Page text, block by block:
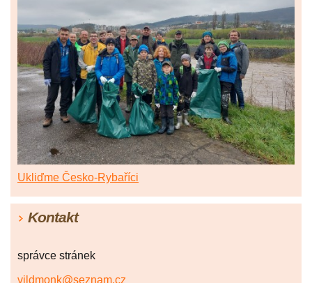
Ukliďme Česko-Rybaříci
Kontakt
správce stránek
vildmonk@seznam.cz